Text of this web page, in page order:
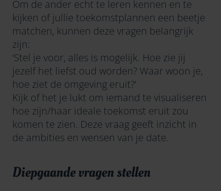
Om de ander echt te leren kennen en te
kijken of jullie toekomstplannen een beetje
matchen, kunnen deze vragen belangrijk
zijn:
‘Stel je voor, alles is mogelijk. Hoe zie jij
jezelf het liefst oud worden? Waar woon je,
hoe ziet de omgeving eruit?’
Kijk of het je lukt om iemand te visualiseren
hoe zijn/haar ideale toekomst eruit zou
komen te zien. Deze vraag geeft inzicht in
de ambities en wensen van je date.
Diepgaande vragen stellen